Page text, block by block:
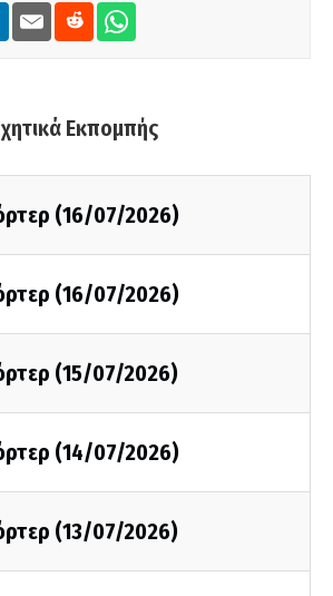
Εκπομπής
(16/07/2026)
(16/07/2026)
(15/07/2026)
(14/07/2026)
(13/07/2026)